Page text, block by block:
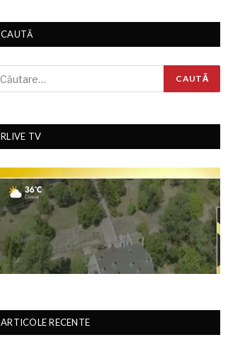
CAUTĂ
RLIVE TV
ARTICOLE RECENTE